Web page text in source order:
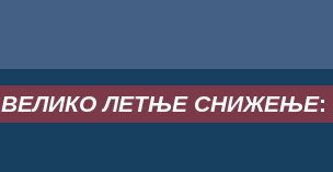
ВЕЛИКО ЛЕТЊЕ СНИЖЕЊЕ: